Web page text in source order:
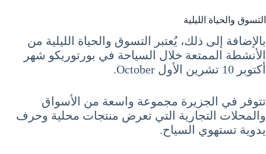
التسوق والحياة الليلية
بالإضافة إلى ذلك، يُعتبر التسوق والحياة الليلية من
الأنشطة الممتعة خلال السياحة في بورتوريكو شهر
أكتوبر 10 تشرين الأول October.
تتوفر في الجزيرة مجموعة واسعة من الأسواق
والمحلات التجارية التي تعرض منتجات محلية وحرف
يدوية تستهوي السياح.